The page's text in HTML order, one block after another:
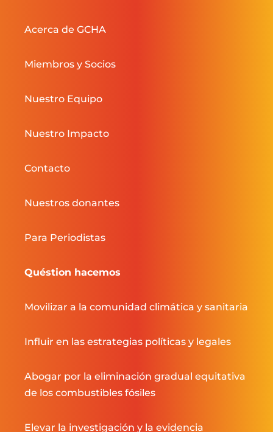
Acerca de GCHA
Miembros y Socios
Nuestro Equipo
Nuestro Impacto
Contacto
Nuestros donantes
Para Periodistas
Quéstion hacemos
Movilizar a la comunidad climática y sanitaria
Influir en las estrategias políticas y legales
Abogar por la eliminación gradual equitativa
de los combustibles fósiles
Elevar la investigación y la evidencia